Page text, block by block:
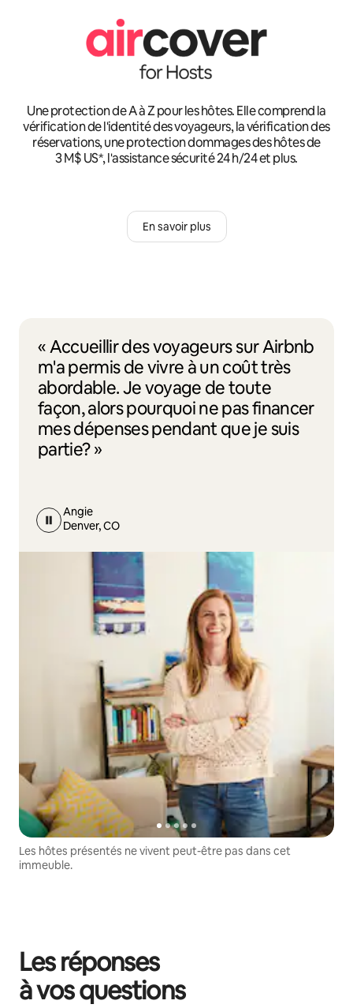
Une protection de A à Z pour les hôtes. Elle comprend la
vérification de l'identité des voyageurs, la vérification des
réservations, une protection dommages des hôtes de
3 M$ US*, l'assistance sécurité 24 h/24 et plus.
En savoir plus
« Accueillir des voyageurs sur Airbnb
m'a permis de vivre à un coût très
abordable. Je voyage de toute
façon, alors pourquoi ne pas financer
mes dépenses pendant que je suis
partie? »
Angie
Denver, CO
Les hôtes présentés ne vivent peut-être pas dans cet
immeuble.
Les réponses
à vos questions